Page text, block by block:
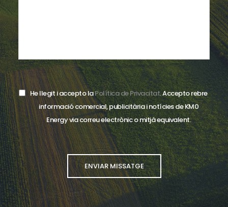
He llegit i accepto laPolítica de Privacitat. Accepto rebre
informació comercial, publicitària i notícies de KM0
Energy via correu electrònic o mitjà equivalent.